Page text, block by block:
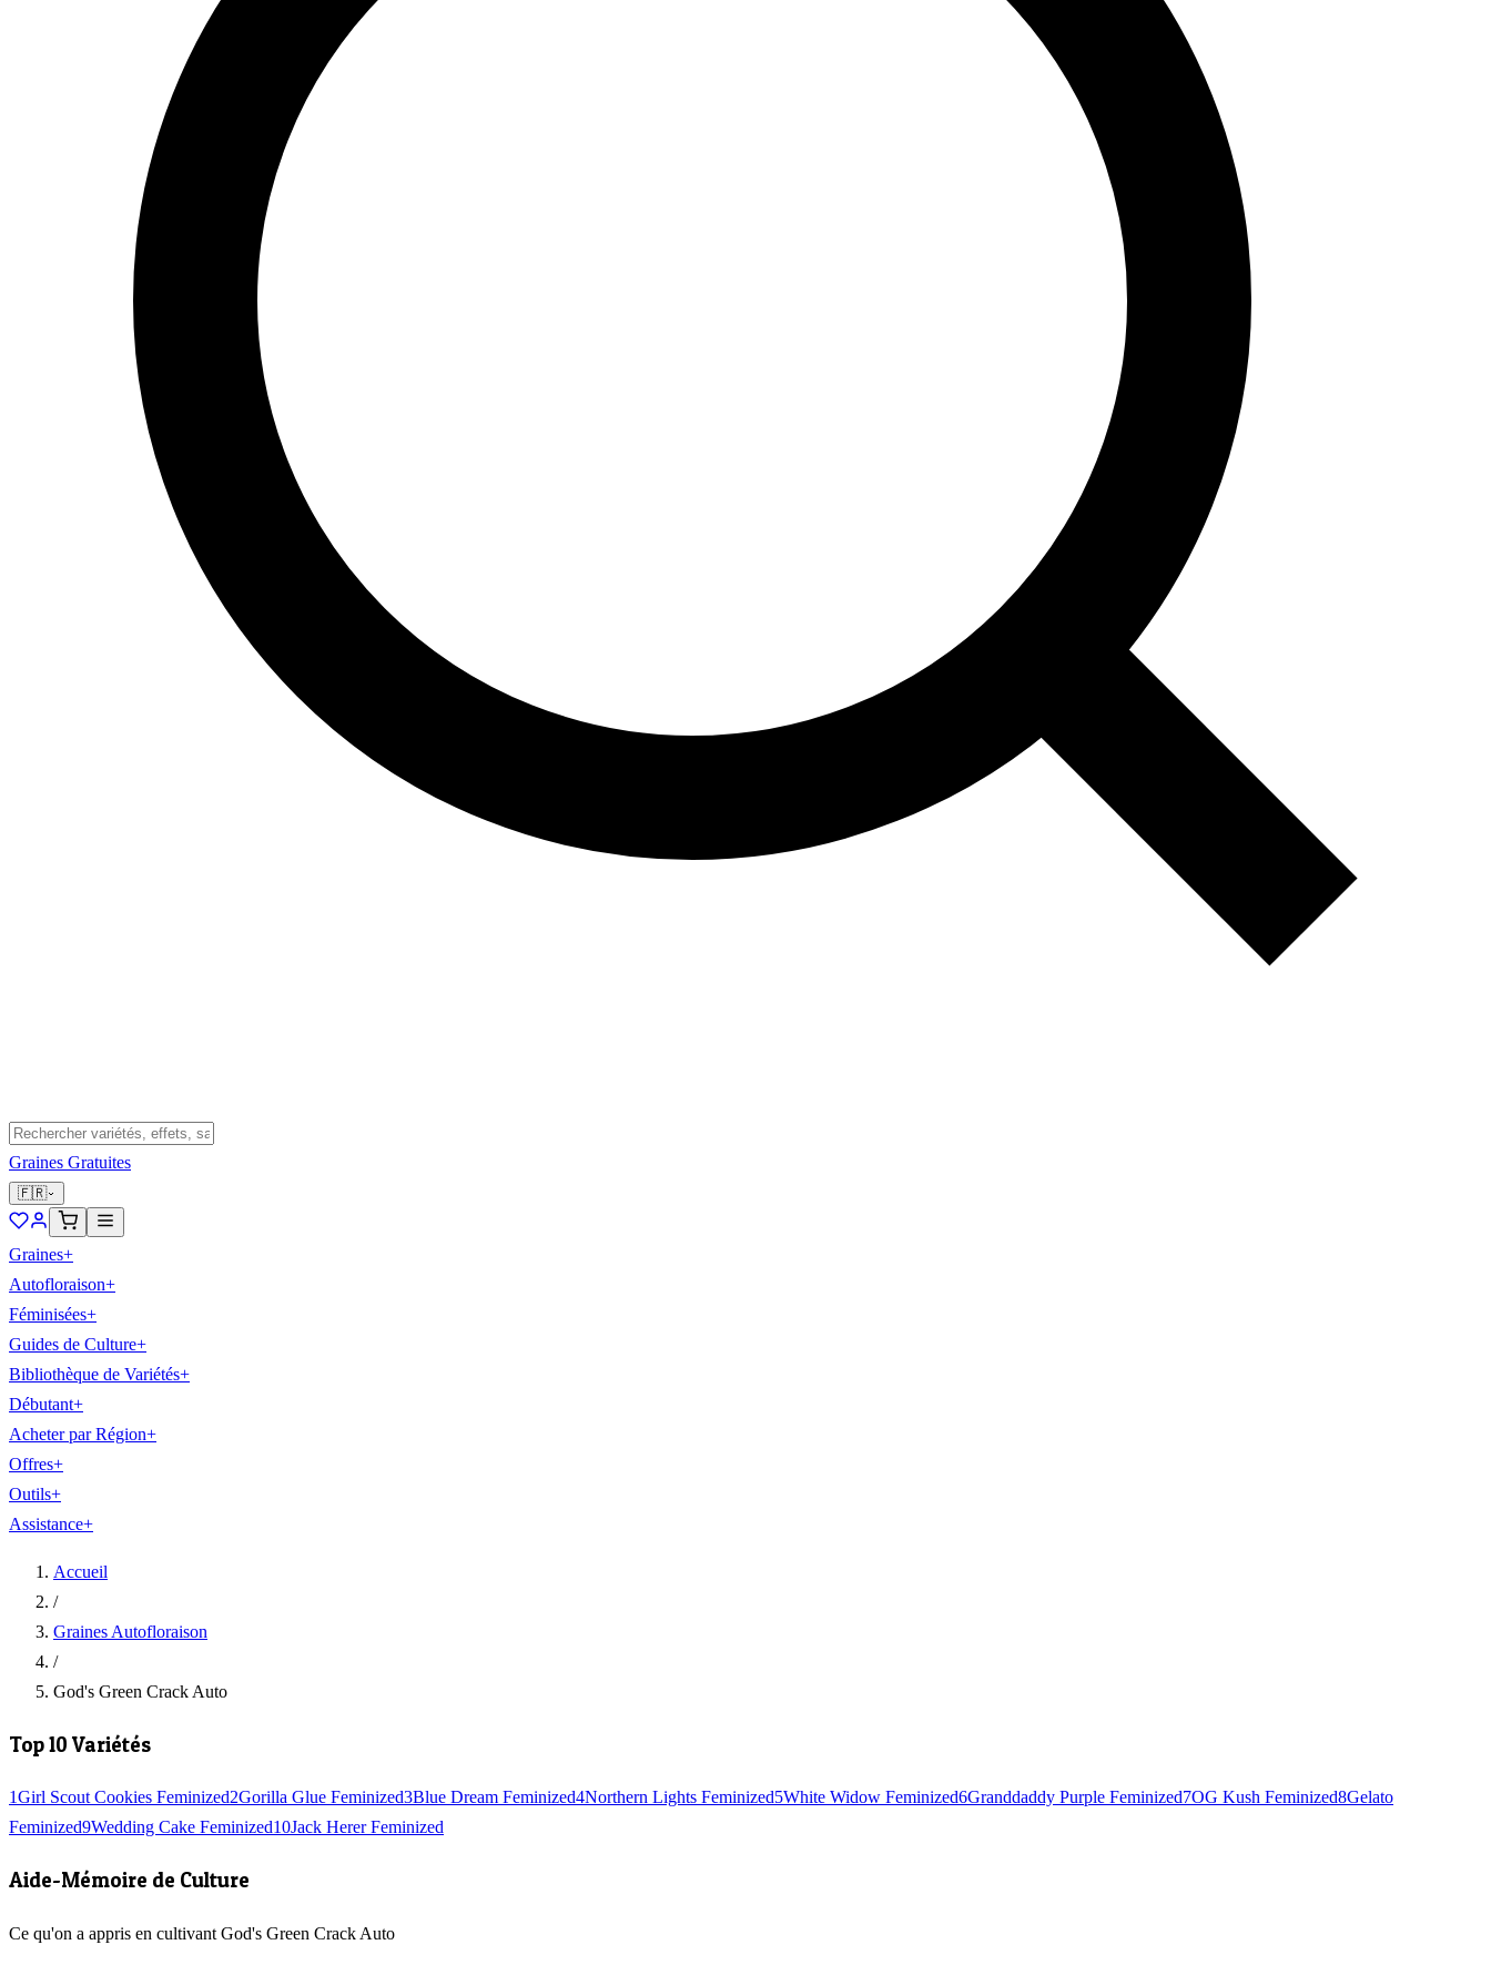
Graines Gratuites
🇫🇷
Graines+
Autofloraison+
Féminisées+
Guides de Culture+
Bibliothèque de Variétés+
Débutant+
Acheter par Région+
Offres+
Outils+
Assistance+
Accueil
/
Graines Autofloraison
/
God's Green Crack Auto
Top 10 Variétés
1Girl Scout Cookies Feminized2Gorilla Glue Feminized3Blue Dream Feminized4Northern Lights Feminized5White Widow Feminized6Granddaddy Purple Feminized7OG Kush Feminized8Gelato
Feminized9Wedding Cake Feminized10Jack Herer Feminized
Aide-Mémoire de Culture
Ce qu'on a appris en cultivant God's Green Crack Auto